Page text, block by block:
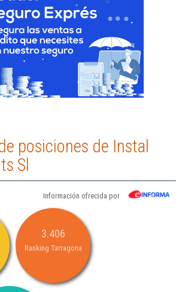
posiciones de Instal
Sl
Información ofrecida por
3.406
Ranking Tarragona